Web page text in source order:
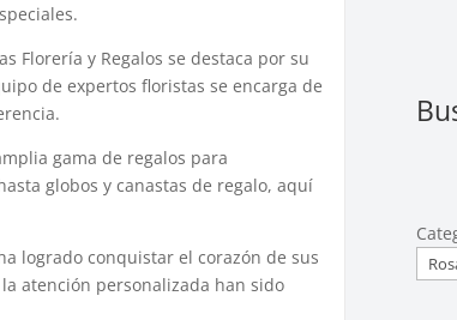
Florería y Regalos se destaca por su
de expertos floristas se encarga de
gama de regalos para
globos y canastas de regalo, aquí
logrado conquistar el corazón de sus
atención personalizada han sido